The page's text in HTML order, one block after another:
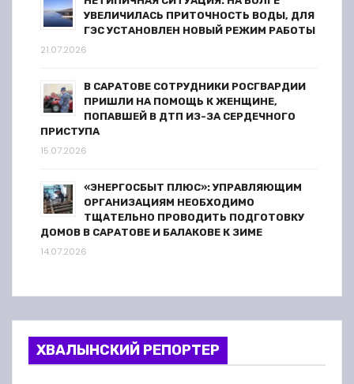
УВЕЛИЧИЛАСЬ ПРИТОЧНОСТЬ ВОДЫ, ДЛЯ
ГЭС УСТАНОВЛЕН НОВЫЙ РЕЖИМ РАБОТЫ
21.07.2026
В САРАТОВЕ СОТРУДНИКИ РОСГВАРДИИ
ПРИШЛИ НА ПОМОЩЬ К ЖЕНЩИНЕ,
ПОПАВШЕЙ В ДТП ИЗ-ЗА СЕРДЕЧНОГО
ПРИСТУПА
15.07.2026
«ЭНЕРГОСБЫТ ПЛЮС»: УПРАВЛЯЮЩИМ
ОРГАНИЗАЦИЯМ НЕОБХОДИМО
ТЩАТЕЛЬНО ПРОВОДИТЬ ПОДГОТОВКУ
ДОМОВ В САРАТОВЕ И БАЛАКОВЕ К ЗИМЕ
14.07.2026
ХВАЛЫНСКИЙ РЕПОРТЕР